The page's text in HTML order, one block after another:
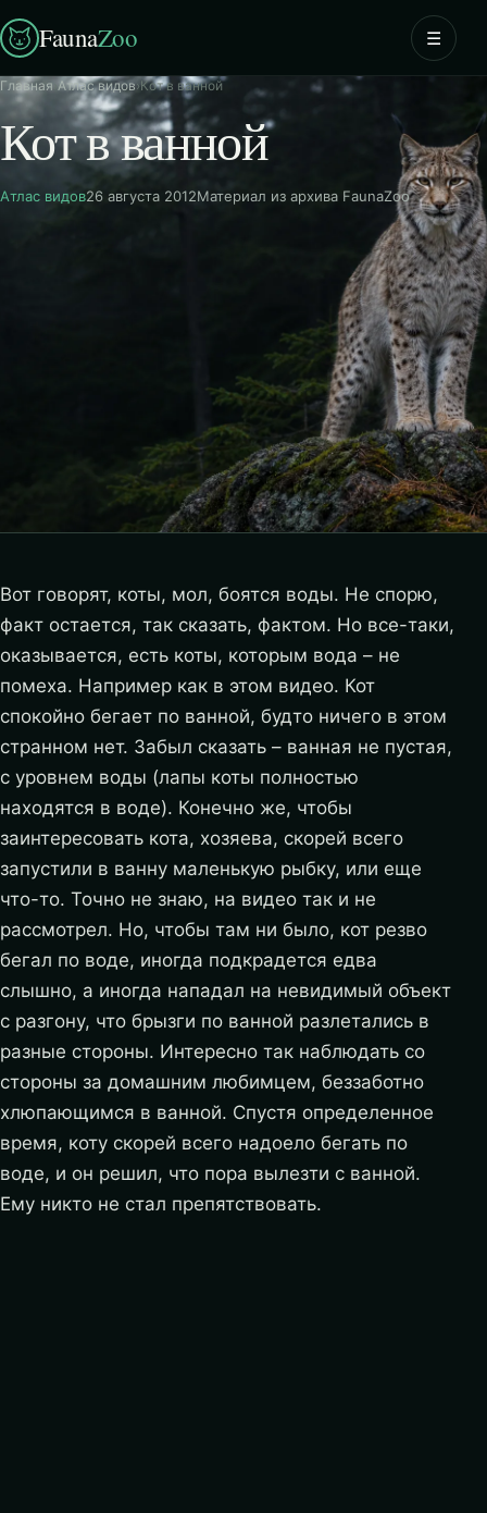
FaunaZoo ☰
Главная Атлас видов›Кот в ванной
Кот в ванной
Атлас видов26 августа 2012Материал из архива FaunaZoo
Вот говорят, коты, мол, боятся воды. Не спорю,
факт остается, так сказать, фактом. Но все-таки,
оказывается, есть коты, которым вода – не
помеха. Например как в этом видео. Кот
спокойно бегает по ванной, будто ничего в этом
странном нет. Забыл сказать – ванная не пустая,
с уровнем воды (лапы коты полностью
находятся в воде). Конечно же, чтобы
заинтересовать кота, хозяева, скорей всего
запустили в ванну маленькую рыбку, или еще
что-то. Точно не знаю, на видео так и не
рассмотрел. Но, чтобы там ни было, кот резво
бегал по воде, иногда подкрадется едва
слышно, а иногда нападал на невидимый объект
с разгону, что брызги по ванной разлетались в
разные стороны. Интересно так наблюдать со
стороны за домашним любимцем, беззаботно
хлюпающимся в ванной. Спустя определенное
время, коту скорей всего надоело бегать по
воде, и он решил, что пора вылезти с ванной.
Ему никто не стал препятствовать.